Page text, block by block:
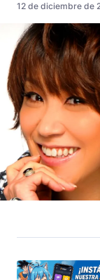
12 de diciembre de